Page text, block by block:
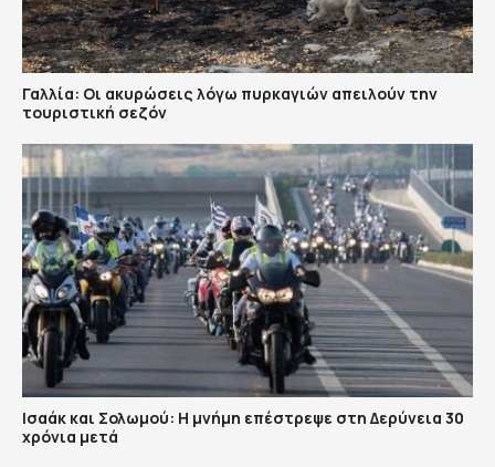
Γαλλία: Οι ακυρώσεις λόγω πυρκαγιών απειλούν την
τουριστική σεζόν
Ισαάκ και Σολωμού: Η μνήμη επέστρεψε στη Δερύνεια 30
χρόνια μετά